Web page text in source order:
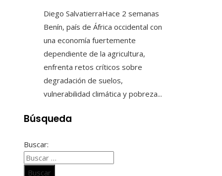
Diego SalvatierraHace 2 semanas
Benín, país de África occidental con
una economía fuertemente
dependiente de la agricultura,
enfrenta retos críticos sobre
degradación de suelos,
vulnerabilidad climática y pobreza...
Búsqueda
Buscar: